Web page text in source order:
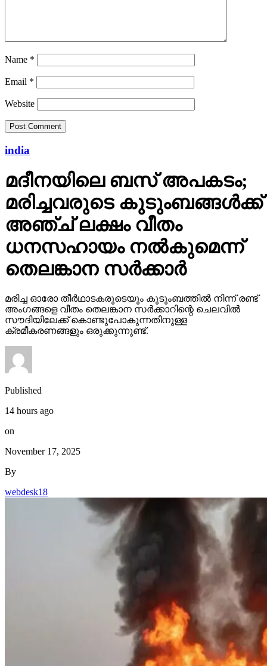
Name *
Email *
Website
india
മദീനയിലെ ബസ് അപകടം;
മരിച്ചവരുടെ കുടുംബങ്ങള്‍ക്ക്
അഞ്ച് ലക്ഷം വീതം
ധനസഹായം നല്‍കുമെന്ന്
തെലങ്കാന സര്‍ക്കാര്‍
മരിച്ച ഓരോ തീര്‍ഥാടകരുടെയും കുടുംബത്തില്‍ നിന്ന് രണ്ട്
അംഗങ്ങളെ വീതം തെലങ്കാന സര്‍ക്കാറിന്റെ ചെലവില്‍
സൗദിയിലേക്ക് കൊണ്ടുപോകുന്നതിനുള്ള
ക്രമീകരണങ്ങളും ഒരുക്കുന്നുണ്ട്.
Published
14 hours ago
on
November 17, 2025
By
webdesk18